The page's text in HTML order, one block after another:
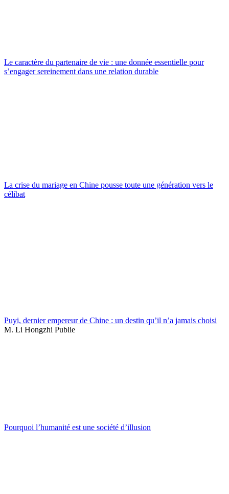
Le caractère du partenaire de vie : une donnée essentielle pour
s’engager sereinement dans une relation durable
La crise du mariage en Chine pousse toute une génération vers le
célibat
Puyi, dernier empereur de Chine : un destin qu’il n’a jamais choisi
M. Li Hongzhi Publie
Pourquoi l’humanité est une société d’illusion